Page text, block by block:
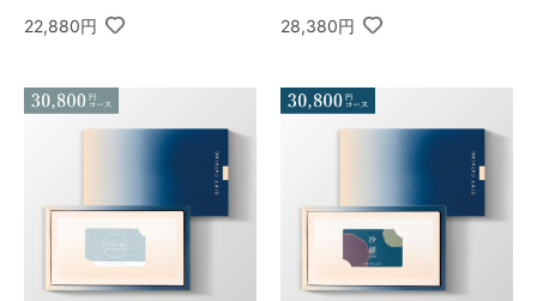
22,880円 28,380円